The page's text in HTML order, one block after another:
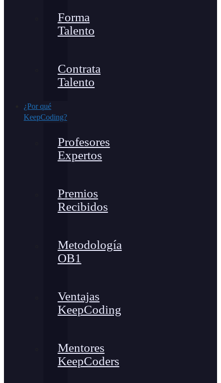
Forma
Talento
Contrata
Talento
¿Por qué
KeepCoding?
Profesores
Expertos
Premios
Recibidos
Metodología
OB1
Ventajas
KeepCoding
Mentores
KeepCoders